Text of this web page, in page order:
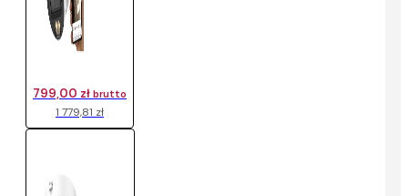
1 779,81 zł
799,00 zł brutto